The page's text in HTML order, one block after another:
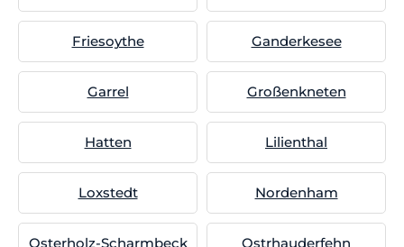
Friesoythe Ganderkesee
Garrel Großenkneten
Hatten Lilienthal
Loxstedt Nordenham
Osterholz-Scharmbeck Ostrhauderfehn